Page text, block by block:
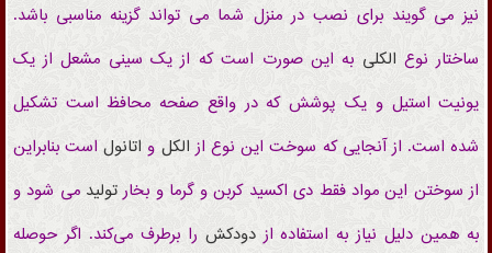
نیز می گویند برای نصب در منزل شما می تواند گزینه مناسبی باشد.
ساختار نوع الکلی به این صورت است که از یک سینی مشعل از یک
یونیت استیل و یک پوشش که در واقع صفحه محافظ است تشکیل
شده است. از آنجایی که سوخت این نوع از الکل و اتانولاست بنابراین
از سوختن این مواد فقط دی اکسید کربن و گرما و بخار تولید می شود و
به همین دلیل نیاز به استفاده ازدودکش را برطرف می‌کند. اگر حوصله